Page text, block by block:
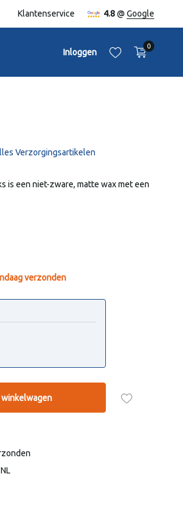
Klantenservice 4.8@ Google
Inloggen
0
Verzorgingsartikelen
is een niet-zware, matte wax met een
verzonden
winkelwagen